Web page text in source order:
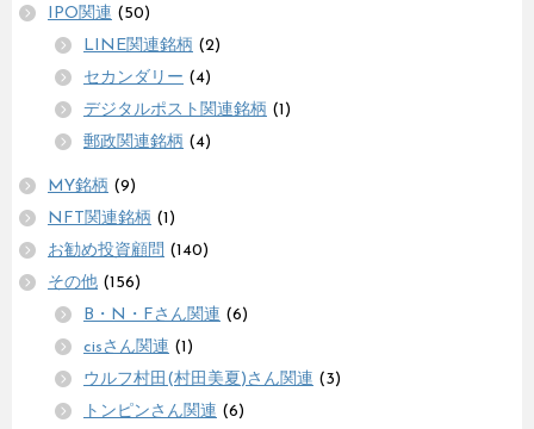
IPO関連 (50)
LINE関連銘柄 (2)
セカンダリー (4)
デジタルポスト関連銘柄 (1)
郵政関連銘柄 (4)
MY銘柄 (9)
NFT関連銘柄 (1)
お勧め投資顧問 (140)
その他 (156)
B・N・Fさん関連 (6)
cisさん関連 (1)
ウルフ村田(村田美夏)さん関連 (3)
トンピンさん関連 (6)